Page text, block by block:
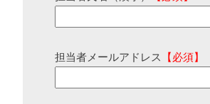
担当者メールアドレス 【必須】